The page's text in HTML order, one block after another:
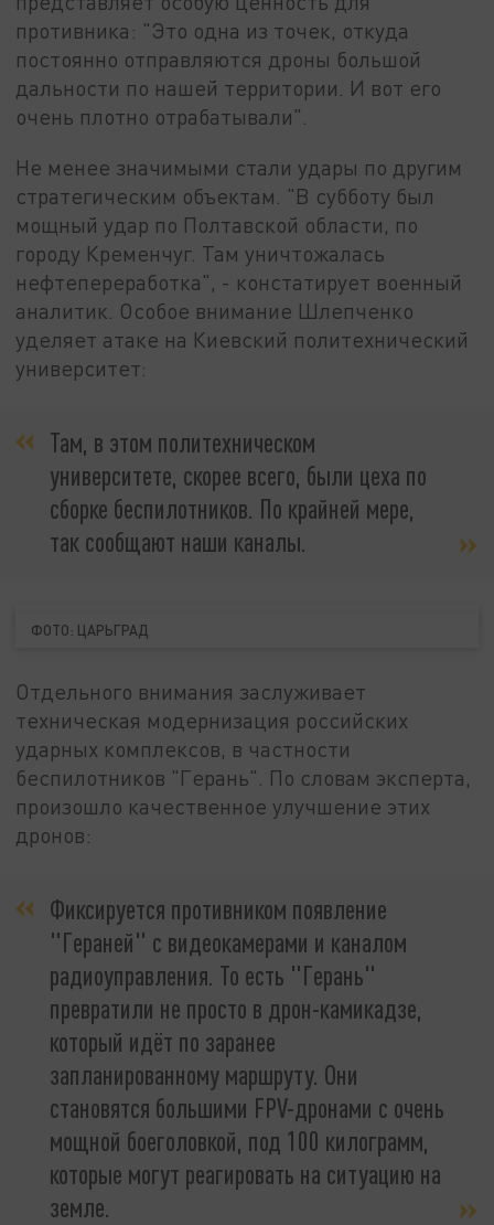
противника: "Это одна из точек, откуда
постоянно отправляются дроны большой
дальности по нашей территории. И вот его
очень плотно отрабатывали".
Не менее значимыми стали удары по другим
стратегическим объектам. "В субботу был
мощный удар по Полтавской области, по
городу Кременчуг. Там уничтожалась
нефтепереработка", - констатирует военный
аналитик. Особое внимание Шлепченко
уделяет атаке на Киевский политехнический
университет:
Там, в этом политехническом
университете, скорее всего, были цеха по
сборке беспилотников. По крайней мере,
так сообщают наши каналы.
ФОТО: ЦАРЬГРАД
Отдельного внимания заслуживает
техническая модернизация российских
ударных комплексов, в частности
беспилотников "Герань". По словам эксперта,
произошло качественное улучшение этих
дронов:
Фиксируется противником появление
"Гераней" с видеокамерами и каналом
радиоуправления. То есть "Герань"
превратили не просто в дрон-камикадзе,
который идёт по заранее
запланированному маршруту. Они
становятся большими FPV-дронами с очень
мощной боеголовкой, под 100 килограмм,
которые могут реагировать на ситуацию на
земле.